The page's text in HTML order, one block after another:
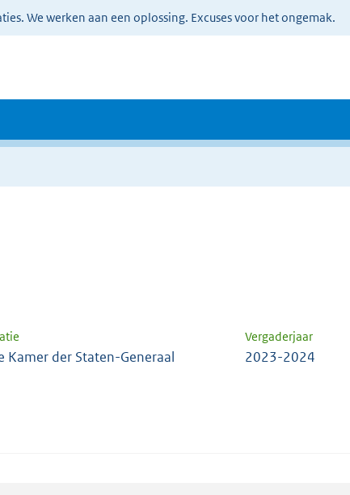
We werken aan een oplossing. Excuses voor het ongemak.
Vergaderjaar
Kamer der Staten-Generaal 2023-2024